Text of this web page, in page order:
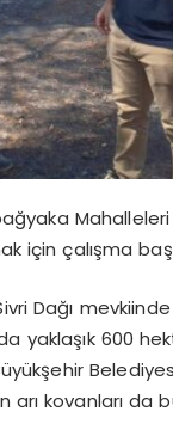
için çalışma
Dağı
600
kovanları da